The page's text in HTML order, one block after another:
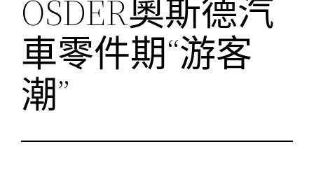
OSDER奧斯德汽
車零件期“游客
潮”